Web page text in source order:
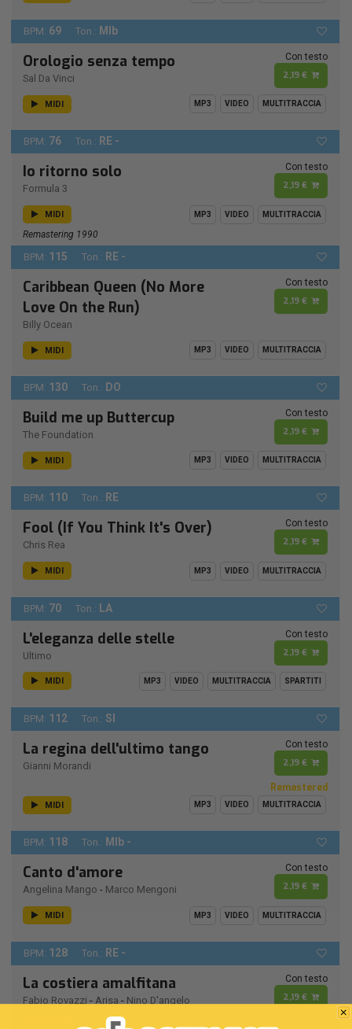
BPM: 69 Ton.: MIb
Orologio senza tempo
Sal Da Vinci
Con testo
2,19 €
MIDI MP3 VIDEO MULTITRACCIA
BPM: 76 Ton.: RE -
Io ritorno solo
Formula 3
Con testo
2,19 €
MIDI MP3 VIDEO MULTITRACCIA
Remastering 1990
BPM: 115 Ton.: RE -
Caribbean Queen (No More
Love On the Run)
Billy Ocean
Con testo
2,19 €
MIDI MP3 VIDEO MULTITRACCIA
BPM: 130 Ton.: DO
Build me up Buttercup
The Foundation
Con testo
2,19 €
MIDI MP3 VIDEO MULTITRACCIA
BPM: 110 Ton.: RE
Fool (If You Think It's Over)
Chris Rea
Con testo
2,19 €
MIDI MP3 VIDEO MULTITRACCIA
BPM: 70 Ton.: LA
L'eleganza delle stelle
Ultimo
Con testo
2,19 €
MIDI MP3 VIDEO MULTITRACCIA SPARTITI
BPM: 112 Ton.: SI
La regina dell'ultimo tango
Gianni Morandi
Con testo
2,19 €
Remastered
MIDI MP3 VIDEO MULTITRACCIA
BPM: 118 Ton.: MIb -
Canto d'amore
Angelina Mango - Marco Mengoni
Con testo
2,19 €
MIDI MP3 VIDEO MULTITRACCIA
BPM: 128 Ton.: RE -
La costiera amalfitana
Fabio Rovazzi - Arisa - Nino D'angelo
Con testo
2,19 €
MP3 VIDEO MULTITRACCIA